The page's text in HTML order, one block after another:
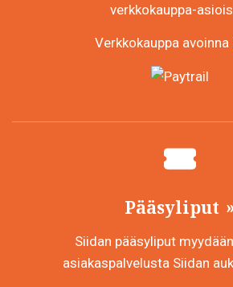
verkkokauppa-
Verkkokauppa
Pääsyliput
Siidan pääsyliput
asiakaspalvelusta Siidan